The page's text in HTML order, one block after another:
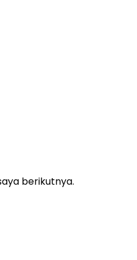
berikutnya.